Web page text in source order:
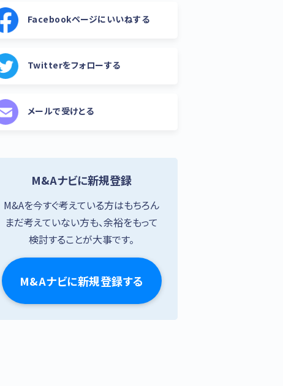
Facebookページにいいねする
Twitterをフォローする
メールで受けとる
M&Aナビに新規登録
M&Aを今すぐ考えている方はもちろん
まだ考えていない方も、余裕をもって
検討することが大事です。
M&Aナビに新規登録する